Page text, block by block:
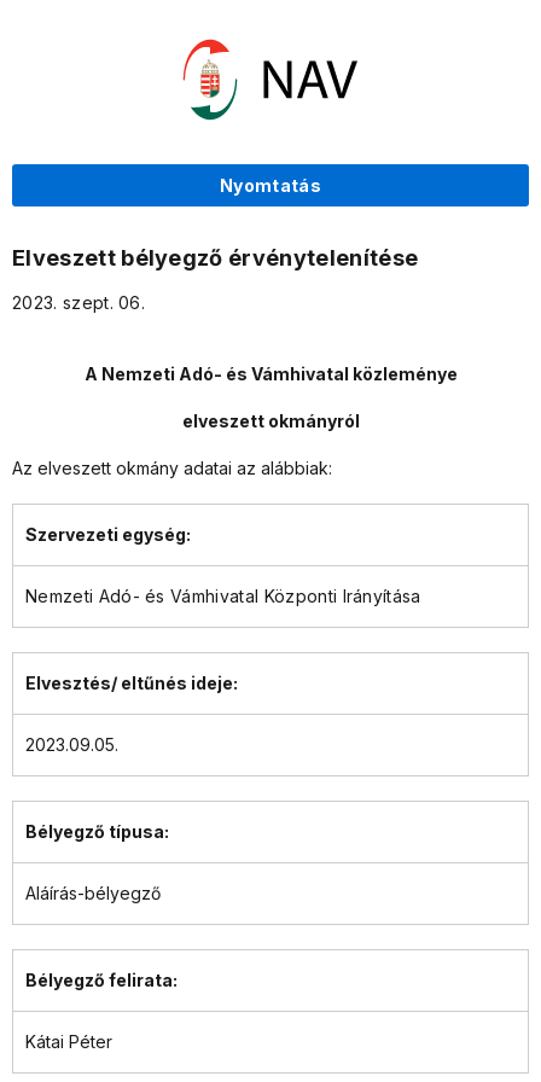
Nyomtatás
Elveszett bélyegző érvénytelenítése
2023. szept. 06.
A Nemzeti Adó- és Vámhivatal közleménye
elveszett okmányról
Az elveszett okmány adatai az alábbiak:
Szervezeti egység:
Nemzeti Adó- és Vámhivatal Központi Irányítása
Elvesztés/ eltűnés ideje:
2023.09.05.
Bélyegző típusa:
Aláírás-bélyegző
Bélyegző felirata:
Kátai Péter